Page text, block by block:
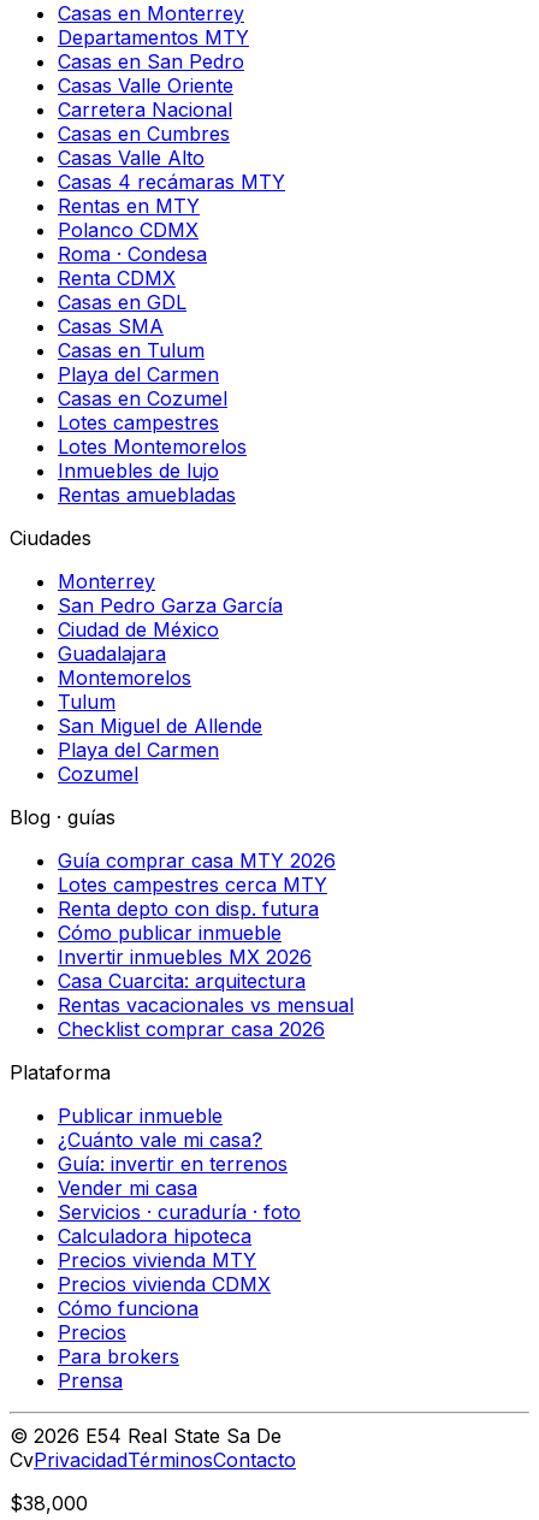
Casas en Monterrey
Departamentos MTY
Casas en San Pedro
Casas Valle Oriente
Carretera Nacional
Casas en Cumbres
Casas Valle Alto
Casas 4 recámaras MTY
Rentas en MTY
Polanco CDMX
Roma · Condesa
Renta CDMX
Casas en GDL
Casas SMA
Casas en Tulum
Playa del Carmen
Casas en Cozumel
Lotes campestres
Lotes Montemorelos
Inmuebles de lujo
Rentas amuebladas
Ciudades
Monterrey
San Pedro Garza García
Ciudad de México
Guadalajara
Montemorelos
Tulum
San Miguel de Allende
Playa del Carmen
Cozumel
Blog · guías
Guía comprar casa MTY 2026
Lotes campestres cerca MTY
Renta depto con disp. futura
Cómo publicar inmueble
Invertir inmuebles MX 2026
Casa Cuarcita: arquitectura
Rentas vacacionales vs mensual
Checklist comprar casa 2026
Plataforma
Publicar inmueble
¿Cuánto vale mi casa?
Guía: invertir en terrenos
Vender mi casa
Servicios · curaduría · foto
Calculadora hipoteca
Precios vivienda MTY
Precios vivienda CDMX
Cómo funciona
Precios
Para brokers
Prensa
© 2026 E54 Real State Sa De
CvPrivacidadTérminosContacto
$38,000